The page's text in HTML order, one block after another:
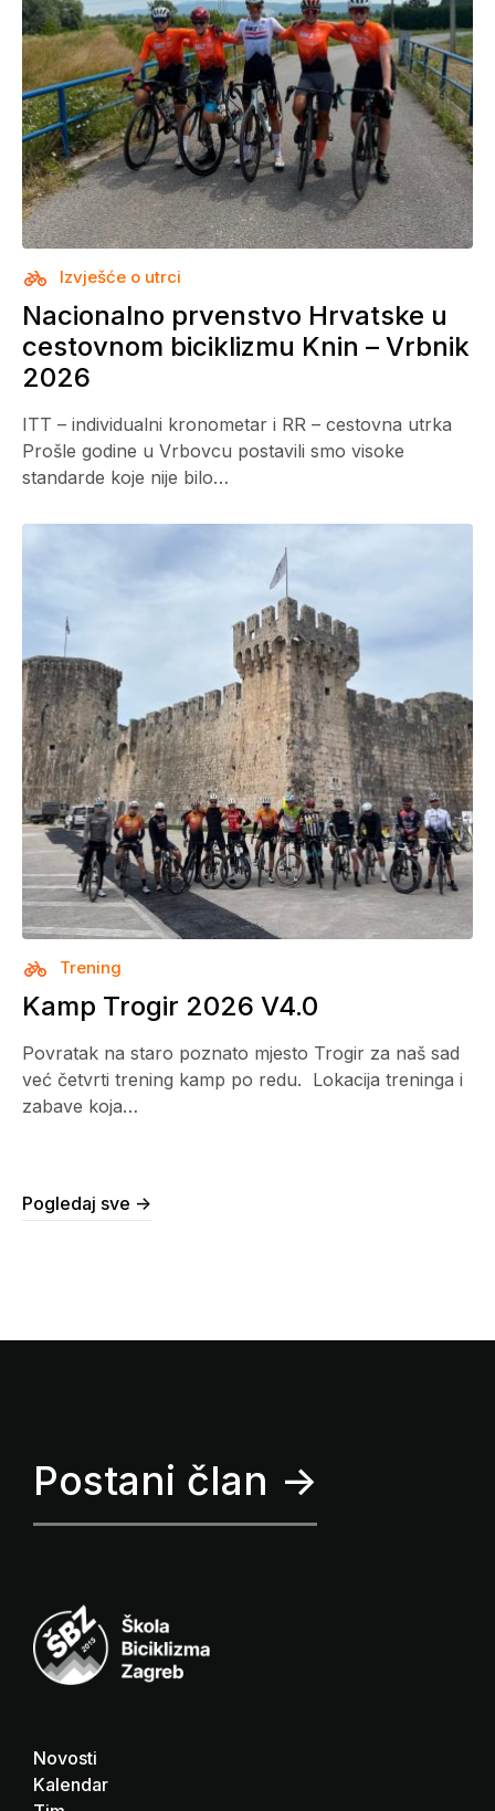
Izvješće o utrci
Nacionalno prvenstvo Hrvatske u
cestovnom biciklizmu Knin – Vrbnik
2026
ITT – individualni kronometar i RR – cestovna utrka
Prošle godine u Vrbovcu postavili smo visoke
standarde koje nije bilo…
Trening
Kamp Trogir 2026 V4.0
Povratak na staro poznato mjesto Trogir za naš sad
već četvrti trening kamp po redu. Lokacija treninga i
zabave koja…
Pogledaj sve ->
Postani član ->
Novosti
Kalendar